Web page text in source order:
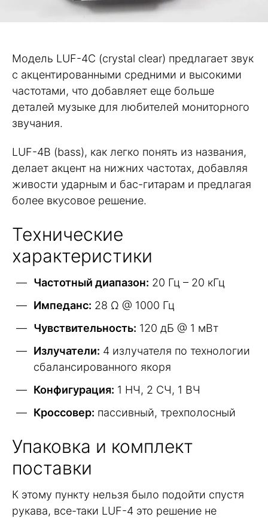
Модель LUF-4C (crystal clear) предлагает звук
с акцентированными средними и высокими
частотами, что добавляет еще больше
деталей музыке для любителей мониторного
звучания.
LUF-4B (bass), как легко понять из названия,
делает акцент на нижних частотах, добавляя
живости ударным и бас-гитарам и предлагая
более вкусовое решение.
Технические
характеристики
Частотный диапазон: 20 Гц – 20 кГц
Импеданс: 28 Ω @ 1000 Гц
Чувствительность: 120 дБ @ 1 мВт
Излучатели: 4 излучателя по технологии
сбалансированного якоря
Конфигурация: 1 НЧ, 2 СЧ, 1 ВЧ
Кроссовер: пассивный, трехполосный
Упаковка и комплект
поставки
К этому пункту нельзя было подойти спустя
рукава, все-таки LUF-4 это решение не